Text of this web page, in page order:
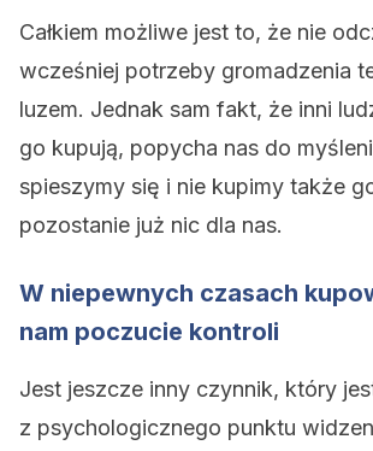
Całkiem możliwe jest to, że nie
wcześniej potrzeby gromadzenia
luzem. Jednak sam fakt, że inni
go kupują, popycha nas do
spieszymy się i nie kupimy także
pozostanie już nic dla nas.
W niepewnych czasach
nam poczucie kontroli
Jest jeszcze inny czynnik, który
z psychologicznego punktu